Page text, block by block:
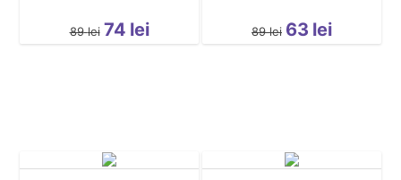
Sarbatori
89 lei 74 lei 89 lei 63 lei